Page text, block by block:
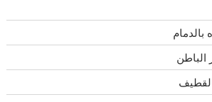
بالدمام